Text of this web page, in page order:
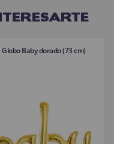
Globo Baby dorado (73 cm)